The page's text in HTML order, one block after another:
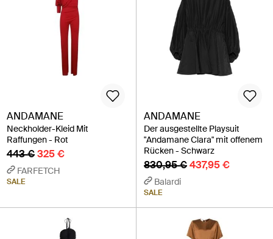
ANDAMANE
Neckholder-Kleid Mit
Raffungen - Rot
443 €325 €
FARFETCH
SALE
ANDAMANE
Der ausgestellte Playsuit
"Andamane Clara" mit offenem
Rücken - Schwarz
830,95 €437,95 €
Balardi
SALE